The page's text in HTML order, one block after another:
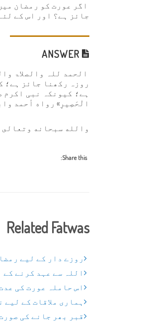
اگر عورت کو رمضان
جائز ہے؟ اور اس کے
الحمد للہ والصلاۃ
روزہ رکھنا جائز ہے؛
ہے؛ کیونکہ نبی
الْحَصِيرِ» رواه أحمد
والله سبحانه وتعالى
Share this:
Related Fatwas
روزے دار کے لیے
اللہ سے عہد کرنے کے
اس حاملہ عورت کی
ہماری ملاقات کے
قبر بھر جانے کی